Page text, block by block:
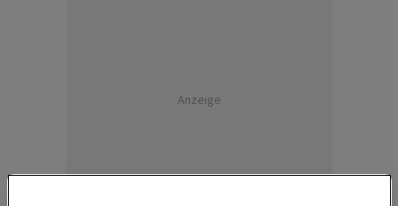
Anzeige